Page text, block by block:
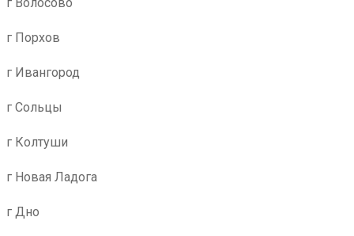
г Порхов
г Ивангород
г Сольцы
г Колтуши
г Новая Ладога
г Дно